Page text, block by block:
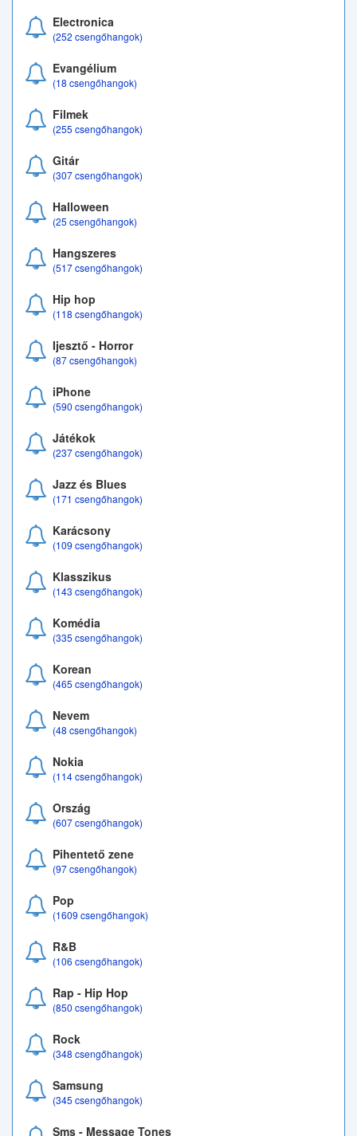
Electronica
(252 csengőhangok)
Evangélium
(18 csengőhangok)
Filmek
(255 csengőhangok)
Gitár
(307 csengőhangok)
Halloween
(25 csengőhangok)
Hangszeres
(517 csengőhangok)
Hip hop
(118 csengőhangok)
Ijesztő - Horror
(87 csengőhangok)
iPhone
(590 csengőhangok)
Játékok
(237 csengőhangok)
Jazz és Blues
(171 csengőhangok)
Karácsony
(109 csengőhangok)
Klasszikus
(143 csengőhangok)
Komédia
(335 csengőhangok)
Korean
(465 csengőhangok)
Nevem
(48 csengőhangok)
Nokia
(114 csengőhangok)
Ország
(607 csengőhangok)
Pihentető zene
(97 csengőhangok)
Pop
(1609 csengőhangok)
R&B
(106 csengőhangok)
Rap - Hip Hop
(850 csengőhangok)
Rock
(348 csengőhangok)
Samsung
(345 csengőhangok)
Sms - Message Tones